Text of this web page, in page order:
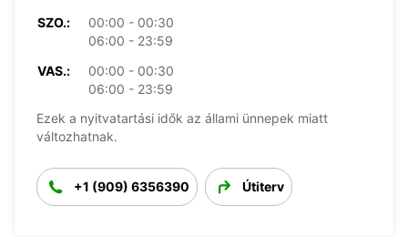
SZO.:
00:00 - 00:30
06:00 - 23:59
VAS.:
00:00 - 00:30
06:00 - 23:59
Ezek a nyitvatartási idők az állami ünnepek miatt
változhatnak.
+1 (909) 6356390 Útiterv